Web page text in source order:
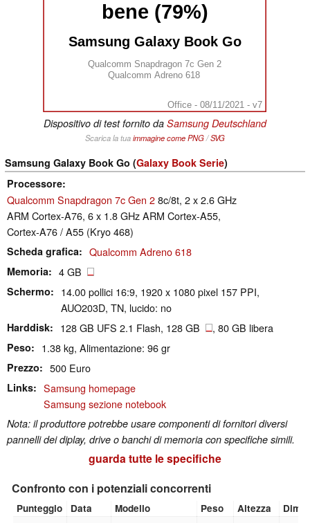
bene (79%)
Samsung Galaxy Book Go
Qualcomm Snapdragon 7c Gen 2
Qualcomm Adreno 618
Office - 08/11/2021 - v7
Dispositivo di test fornito da Samsung Deutschland
Scarica la tuaimmagine comePNG/SVG
Samsung Galaxy Book Go (Galaxy Book Serie)
Processore
Qualcomm Snapdragon 7c Gen 28c/8t, 2 x 2.6 GHz
ARM Cortex-A76, 6 x 1.8 GHz ARM Cortex-A55,
Cortex-A76 / A55 (Kryo 468)
Scheda grafica Qualcomm Adreno 618
Memoria 4 GB
Schermo
14.00 pollici 16:9, 1920 x 1080 pixel 157 PPI,
AUO203D, TN, lucido: no
Harddisk 128 GB UFS 2.1 Flash, 128 GB , 80 GB libera
Peso 1.38 kg, Alimentazione: 96 gr
Prezzo 500 Euro
Links
Samsung homepage
Samsung sezione notebook
Nota: il produttore potrebbe usare componenti di fornitori diversi
pannelli dei diplay, drive o banchi di memoria con specifiche simili.
guarda tutte le specifiche
Confronto con i potenziali concorrenti
Punteggio Data Modello Peso Altezza